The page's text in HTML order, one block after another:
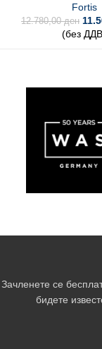
Fortis
12.780,00ден
(без
Зачленете се
бидете